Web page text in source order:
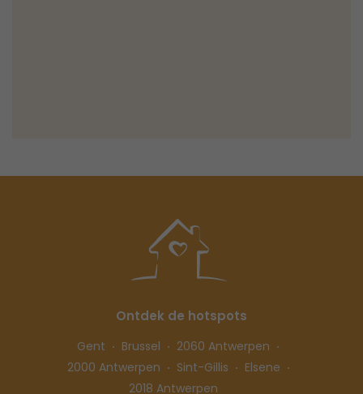
Ontdek de hotspots
Gent Brussel
2060 Antwerpen
2000 Antwerpen
Sint-Gillis
Elsene
2018 Antwerpen